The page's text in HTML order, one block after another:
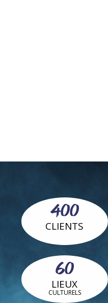
400
CLIENTS
60
LIEUX
CULTURELS